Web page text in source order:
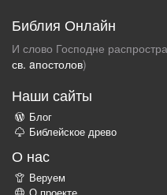
Библия Онлайн
И слово Господне
св. aпостолов)
Наши сайты
Блог
Библейское древо
О нас
Веруем